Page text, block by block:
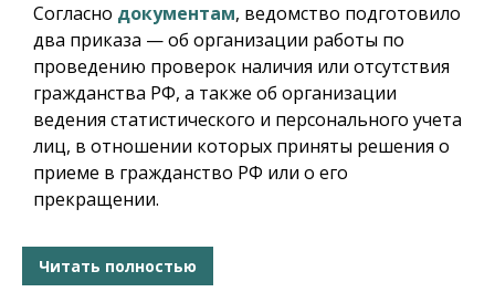
Согласно документам, ведомство подготовило
два приказа — об организации работы по
проведению проверок наличия или отсутствия
гражданства РФ, а также об организации
ведения статистического и персонального учета
лиц, в отношении которых приняты решения о
приеме в гражданство РФ или о его
прекращении.
Читать полностью